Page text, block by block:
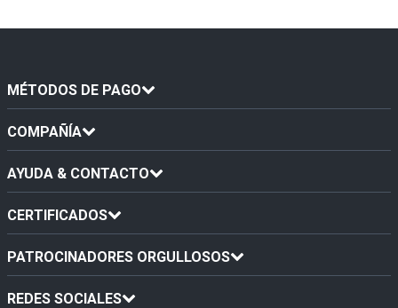
MÉTODOS DE PAGO
COMPAÑÍA
AYUDA & CONTACTO
CERTIFICADOS
PATROCINADORES ORGULLOSOS
REDES SOCIALES